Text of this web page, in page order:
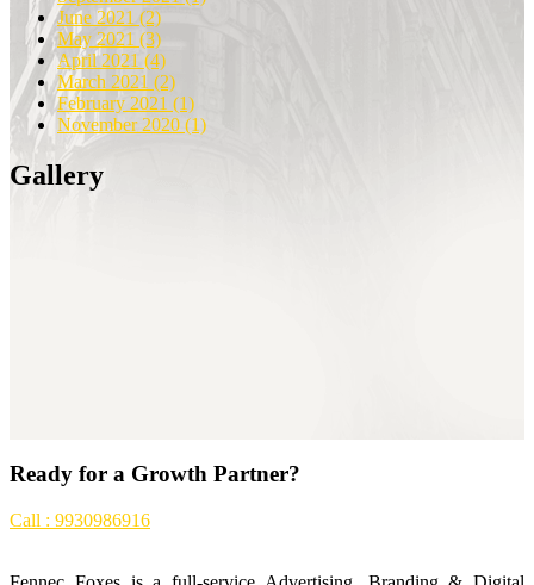
June 2021 (2)
May 2021 (3)
April 2021 (4)
March 2021 (2)
February 2021 (1)
November 2020 (1)
Gallery
Ready for a Growth Partner?
Call : 9930986916